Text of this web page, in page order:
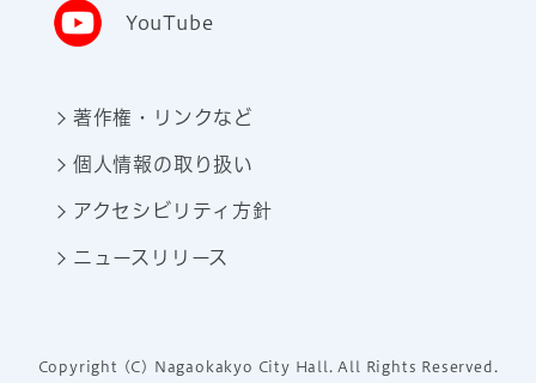
YouTube
著作権・リンクなど
個人情報の取り扱い
アクセシビリティ方針
ニュースリリース
Copyright (C) Nagaokakyo City Hall. All Rights Reserved.